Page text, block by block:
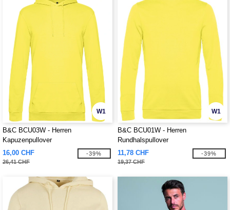
W1
B&C BCU03W - Herren
Kapuzenpullover
16,00 CHF
26,41 CHF
-39%
W1
B&C BCU01W - Herren
Rundhalspullover
11,78 CHF
19,37 CHF
-39%